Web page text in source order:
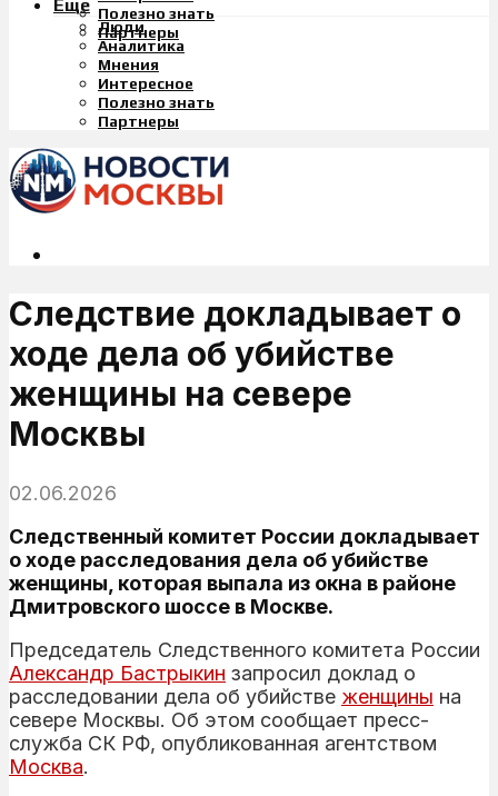
Полезно знать
Партнеры
Еще
Люди
Аналитика
Мнения
Интересное
Полезно знать
Партнеры
Следствие докладывает о
ходе дела об убийстве
женщины на севере
Москвы
02.06.2026
Следственный комитет России докладывает
о ходе расследования дела об убийстве
женщины, которая выпала из окна в районе
Дмитровского шоссе в Москве.
Председатель Следственного комитета России
Александр Бастрыкин запросил доклад о
расследовании дела об убийстве женщины на
севере Москвы. Об этом сообщает пресс-
служба СК РФ, опубликованная агентством
Москва.